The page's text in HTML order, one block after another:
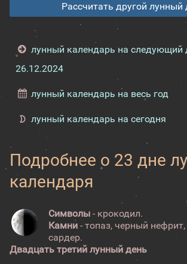
Рассчитать другой лунный
лунный календарь на следующий
26.12.2024
лунный календарь на весь год
лунный календарь на сегодня
Подробнее о 23 дне
календаря
Символы - крокодил.
Камни - топаз, черный
сардер.
Двадцать третий лунный день